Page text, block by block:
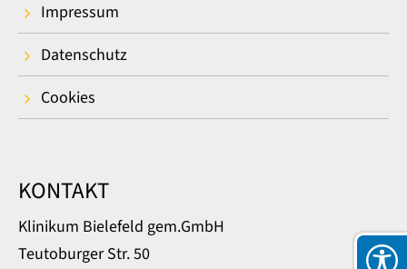
Impressum
Datenschutz
Cookies
KONTAKT
Klinikum Bielefeld gem.GmbH
Teutoburger Str. 50